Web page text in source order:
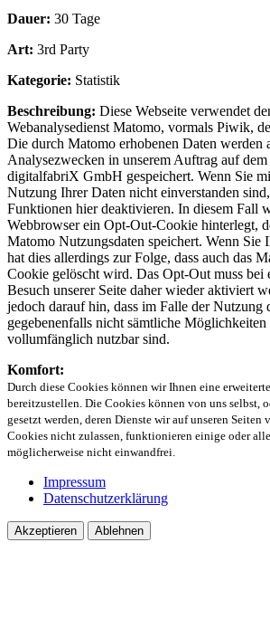
Dauer: 30 Tage
Art: 3rd Party
Kategorie: Statistik
Beschreibung: Diese Webseite verwendet
Webanalysedienst Matomo, vormals Piwik,
Die durch Matomo erhobenen Daten werden
Analysezwecken in unserem Auftrag auf dem
digitalfabriX GmbH gespeichert. Wenn Sie
Nutzung Ihrer Daten nicht einverstanden
Funktionen hier deaktivieren. In diesem Fall
Webbrowser ein Opt-Out-Cookie hinterlegt,
Matomo Nutzungsdaten speichert. Wenn Sie
hat dies allerdings zur Folge, dass auch das
Cookie gelöscht wird. Das Opt-Out muss bei
Besuch unserer Seite daher wieder aktiviert
jedoch darauf hin, dass im Falle der
gegebenenfalls nicht sämtliche Möglichkeiten
vollumfänglich nutzbar sind.
Komfort:
Durch diese Cookies können wir Ihnen eine
bereitzustellen. Die Cookies können von uns selbst,
gesetzt werden, deren Dienste wir auf unseren Seiten
Cookies nicht zulassen, funktionieren einige oder
möglicherweise nicht einwandfrei.
Impressum
Datenschutzerklärung
Akzeptieren Ablehnen